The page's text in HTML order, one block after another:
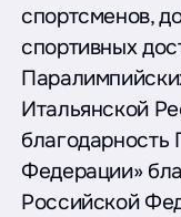
спортсменов,
спортивных
Итальянской
благодарность
Федерации»
Российской